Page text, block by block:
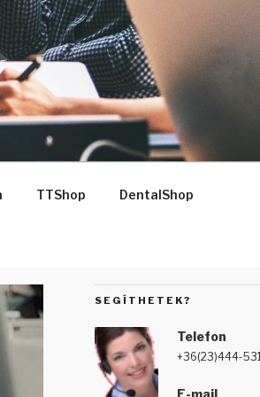
TTShop DentalShop
SEGÍTHETEK?
Telefon
+36(23)444-
E-mail